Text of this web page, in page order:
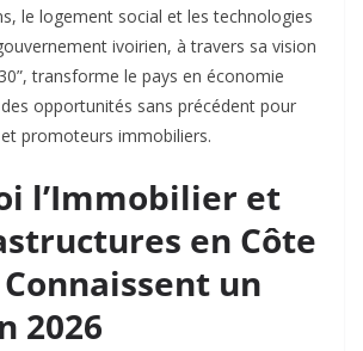
le logement social et les technologies
ivoirien, à travers sa vision
transforme le pays en économie
opportunités sans précédent pour
promoteurs immobiliers.
l’Immobilier et
en Côte
un
2026